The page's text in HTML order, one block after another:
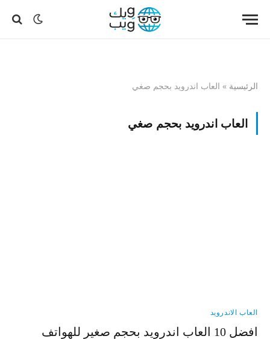
الرئيسية » العاب اندرويد بحجم صغي
العاب اندرويد بحجم صغي
العاب الاندرويد
افضل 10 العاب اندرويد بحجم صغير للهواتف